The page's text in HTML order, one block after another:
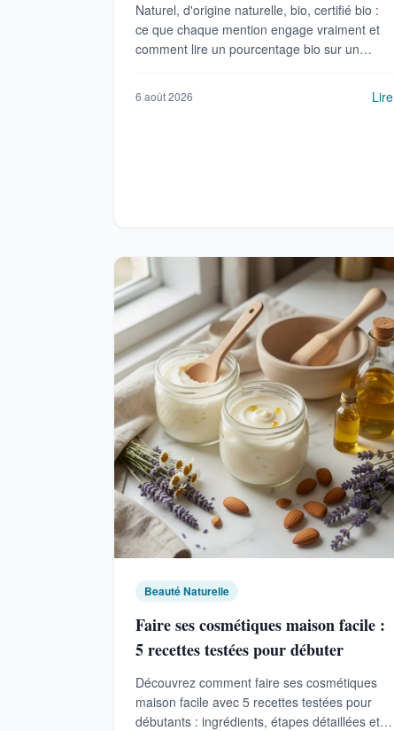
Naturel, d'origine naturelle, bio, certifié bio :
ce que chaque mention engage vraiment et
comment lire un pourcentage bio sur un
6 août 2026 Lire
Beauté Naturelle
Faire ses cosmétiques maison facile :
5 recettes testées pour débuter
Découvrez comment faire ses cosmétiques
maison facile avec 5 recettes testées pour
débutants : ingrédients, étapes détaillées et